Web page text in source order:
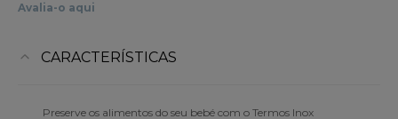
Avalia-o aqui
CARACTERÍSTICAS
Preserve os alimentos do seu bebé com o Termos Inox